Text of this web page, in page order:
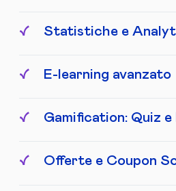
Statistiche e
E-learning avanzato
Gamification: Quiz e
Offerte e Coupon